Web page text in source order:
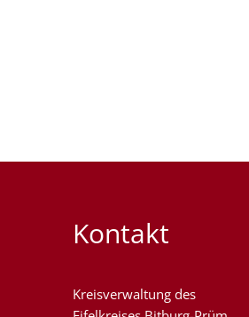
Kontakt
Kreisverwaltung des